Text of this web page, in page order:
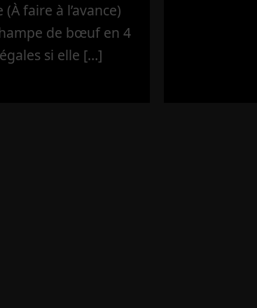
faire à l’avance)
de bœuf en 4
si elle […]